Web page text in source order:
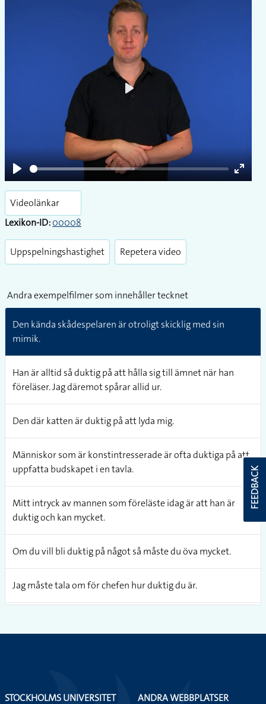
Play
Enter
Videolänkar
Lexikon-ID:00008
Uppspelningshastighet Repetera video
Andra exempelfilmer som innehåller tecknet
Den kända skådespelaren är otroligt skicklig med sin
mimik.
Han är alltid så duktig på att hålla sig till ämnet när han
föreläser. Jag däremot spårar allid ur.
Den där katten är duktig på att lyda mig.
Människor som är konstintresserade är ofta duktiga på att
uppfatta budskapet i en tavla.
Mitt intryck av mannen som föreläste idag är att han är
duktig och kan mycket.
Om du vill bli duktig på något så måste du öva mycket.
Jag måste tala om för chefen hur duktig du är.
duktig på att avslöja mig.
FEEDBACK
STOCKHOLMS UNIVERSITET
ANDRA WEBBPLATSER